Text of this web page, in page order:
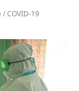
/ COVID-19